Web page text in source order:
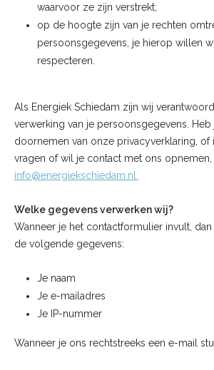
waarvoor ze zijn verstrekt;
op de hoogte zijn van je rechten
persoonsgegevens, je hierop willen
respecteren.
Als Energiek Schiedam zijn wij
verwerking van je persoonsgegevens. Heb
doornemen van onze privacyverklaring, of
vragen of wil je contact met ons opnemen,
info@energiekschiedam.nl
Welke gegevens verwerken wij?
Wanneer je het contactformulier invult,
de volgende gegevens:
Je naam
Je e-mailadres
Je IP-nummer
Wanneer je ons rechtstreeks een e-mail